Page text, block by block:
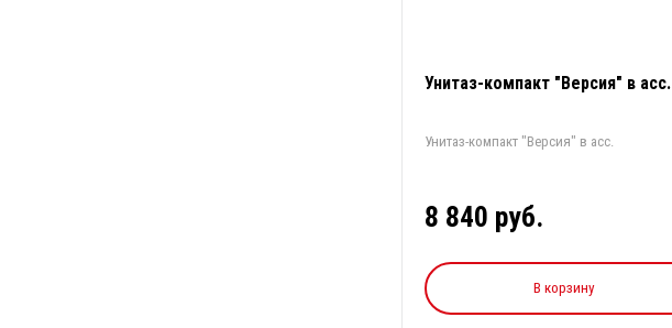
Унитаз-компакт "Версия" в асс.
Унитаз-компакт "Версия" в асс.
8 840 руб.
В корзину